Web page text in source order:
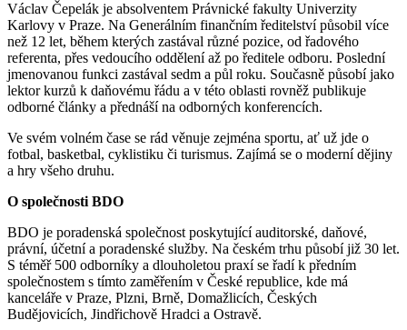
Václav Čepelák je absolventem Právnické fakulty Univerzity
Karlovy v Praze. Na Generálním finančním ředitelství působil více
než 12 let, během kterých zastával různé pozice, od řadového
referenta, přes vedoucího oddělení až po ředitele odboru. Poslední
jmenovanou funkci zastával sedm a půl roku. Současně působí jako
lektor kurzů k daňovému řádu a v této oblasti rovněž publikuje
odborné články a přednáší na odborných konferencích.
Ve svém volném čase se rád věnuje zejména sportu, ať už jde o
fotbal, basketbal, cyklistiku či turismus. Zajímá se o moderní dějiny
a hry všeho druhu.
O společnosti BDO
BDO je poradenská společnost poskytující auditorské, daňové,
právní, účetní a poradenské služby. Na českém trhu působí již 30 let.
S téměř 500 odborníky a dlouholetou praxí se řadí k předním
společnostem s tímto zaměřením v České republice, kde má
kanceláře v Praze, Plzni, Brně, Domažlicích, Českých
Budějovicích, Jindřichově Hradci a Ostravě.